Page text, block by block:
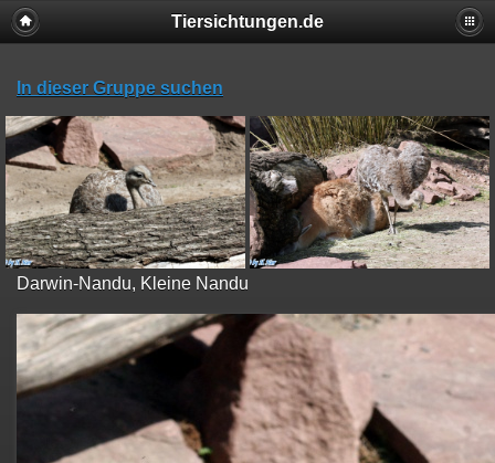
Tiersichtungen.de
In dieser Gruppe suchen
Darwin-Nandu, Kleine Nandu